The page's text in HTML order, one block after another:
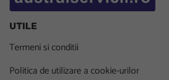
UTILE
Termeni si conditii
Politica de utilizare a cookie-urilor